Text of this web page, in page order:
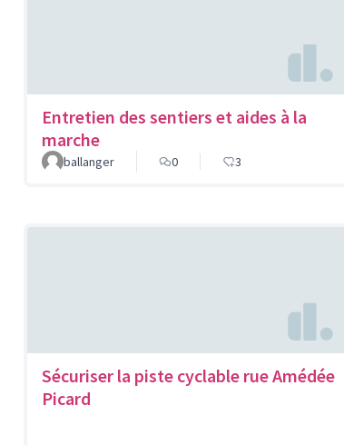
Entretien des sentiers et aides à la
marche
ballanger 0 3
Sécuriser la piste cyclable rue Amédée
Picard